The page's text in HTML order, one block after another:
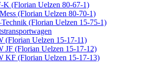
K (Florian Uelzen 80-67-1)
(Florian Uelzen 80-70-1)
(Florian Uelzen 15-75-1)
(Florian Uelzen 15-17-11)
JF (Florian Uelzen 15-17-12)
KF (Florian Uelzen 15-17-13)